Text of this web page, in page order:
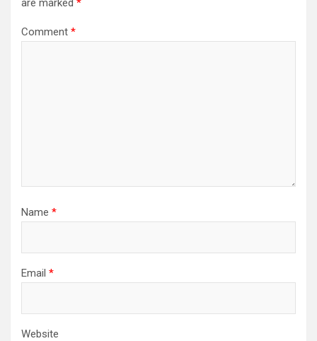
are marked *
Comment *
Name *
Email *
Website